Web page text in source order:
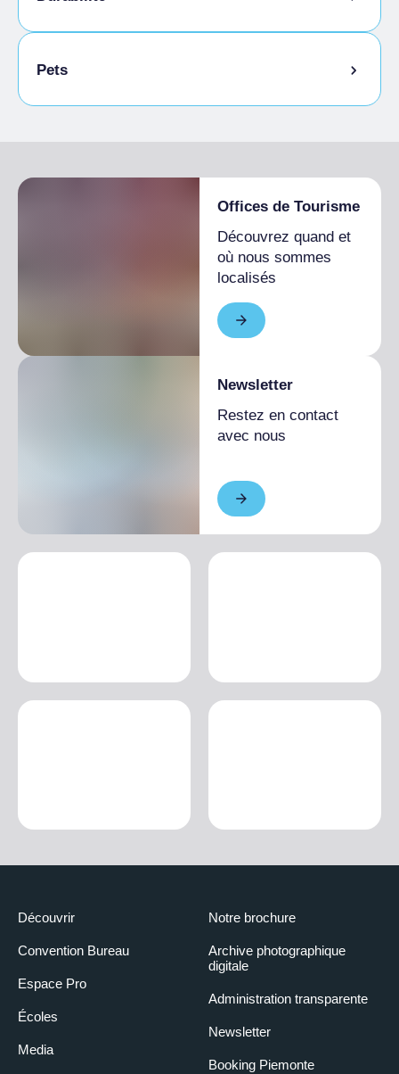
Local à vélos
Pets
Offices de Tourisme
Découvrez quand et
où nous sommes
localisés
Newsletter
Restez en contact
avec nous
Découvrir
Convention Bureau
Espace Pro
Écoles
Media
Notre brochure
Archive photographique
digitale
Administration transparente
Newsletter
Booking Piemonte